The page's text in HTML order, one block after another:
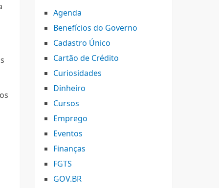
Agenda
Benefícios do Governo
Cadastro Único
Cartão de Crédito
Curiosidades
Dinheiro
Cursos
Emprego
Eventos
Finanças
FGTS
GOV.BR